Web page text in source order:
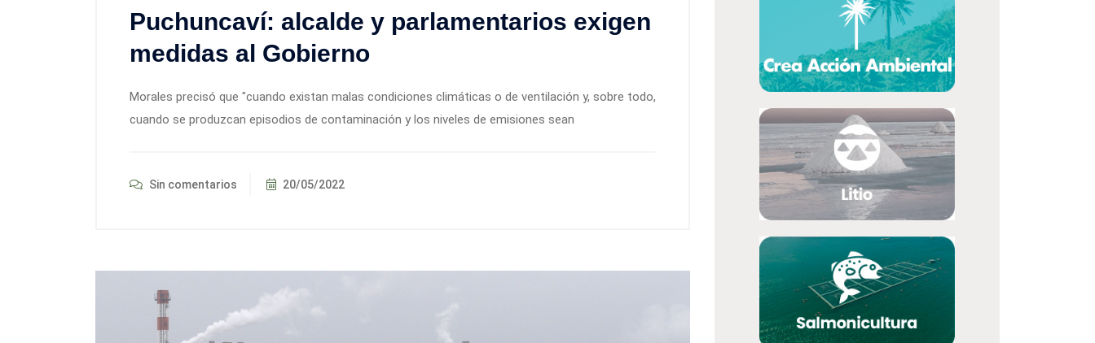
Puchuncaví: alcalde y parlamentarios exigen
medidas al Gobierno
Morales precisó que "cuando existan malas condiciones climáticas o de ventilación y, sobre todo,
cuando se produzcan episodios de contaminación y los niveles de emisiones sean
Sin comentarios 20/05/2022